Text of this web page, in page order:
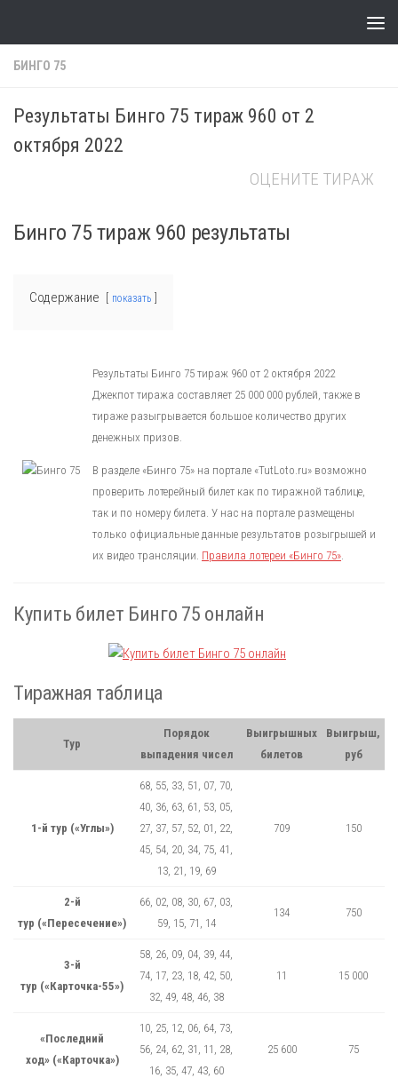
БИНГО 75
Результаты Бинго 75 тираж 960 от 2
октября 2022
ОЦЕНИТЕ ТИРАЖ
Бинго 75 тираж 960 результаты
Содержание показать
Результаты Бинго 75 тираж 960 от 2 октября 2022
Джекпот тиража составляет 25 000 000 рублей, также в
тираже разыгрывается большое количество других
денежных призов.
В разделе «Бинго 75» на портале «TutLoto.ru» возможно
проверить лотерейный билет как по тиражной таблице,
так и по номеру билета. У нас на портале размещены
только официальные данные результатов розыгрышей и
их видео трансляции. Правила лотереи «Бинго 75».
Купить билет Бинго 75 онлайн
Тиражная таблица
Тур
Порядок
выпадения чисел
Выигрышных
билетов
Выигрыш,
руб
1-й тур («Углы»)
68, 55, 33, 51, 07, 70,
40, 36, 63, 61, 53, 05,
27, 37, 57, 52, 01, 22,
45, 54, 20, 34, 75, 41,
13, 21, 19, 69
709 150
2-й
тур («Пересечение»)
66, 02, 08, 30, 67, 03,
59, 15, 71, 14
134 750
3-й
тур («Карточка-55»)
58, 26, 09, 04, 39, 44,
74, 17, 23, 18, 42, 50,
32, 49, 48, 46, 38
11 15 000
«Последний
ход» («Карточка»)
10, 25, 12, 06, 64, 73,
56, 24, 62, 31, 11, 28,
16, 35, 47, 43, 60
25 600 75